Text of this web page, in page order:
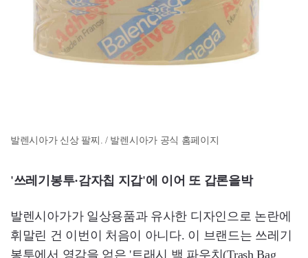
발렌시아가 신상 팔찌. / 발렌시아가 공식 홈페이지
'쓰레기봉투·감자칩 지갑'에 이어 또 갑론을박
발렌시아가가 일상용품과 유사한 디자인으로 논란에
휘말린 건 이번이 처음이 아니다. 이 브랜드는 쓰레기
봉투에서 영감을 얻은 '트래시 백 파우치(Trash Bag